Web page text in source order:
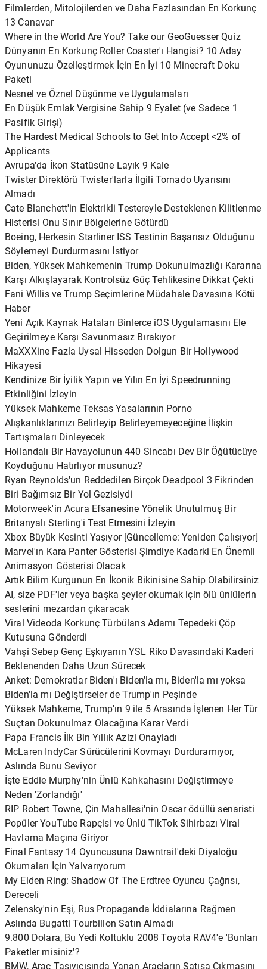
Filmlerden, Mitolojilerden ve Daha Fazlasından En Korkunç
13 Canavar
Where in the World Are You? Take our GeoGuesser Quiz
Dünyanın En Korkunç Roller Coaster'ı Hangisi? 10 Aday
Oyununuzu Özelleştirmek İçin En İyi 10 Minecraft Doku
Paketi
Nesnel ve Öznel Düşünme ve Uygulamaları
En Düşük Emlak Vergisine Sahip 9 Eyalet (ve Sadece 1
Pasifik Girişi)
The Hardest Medical Schools to Get Into Accept <2% of
Applicants
Avrupa'da İkon Statüsüne Layık 9 Kale
Twister Direktörü Twister'larla İlgili Tornado Uyarısını
Almadı
Cate Blanchett'in Elektrikli Testereyle Desteklenen Kilitlenme
Histerisi Onu Sınır Bölgelerine Götürdü
Boeing, Herkesin Starliner ISS Testinin Başarısız Olduğunu
Söylemeyi Durdurmasını İstiyor
Biden, Yüksek Mahkemenin Trump Dokunulmazlığı Kararına
Karşı Alkışlayarak Kontrolsüz Güç Tehlikesine Dikkat Çekti
Fani Willis ve Trump Seçimlerine Müdahale Davasına Kötü
Haber
Yeni Açık Kaynak Hataları Binlerce iOS Uygulamasını Ele
Geçirilmeye Karşı Savunmasız Bırakıyor
MaXXXine Fazla Uysal Hisseden Dolgun Bir Hollywood
Hikayesi
Kendinize Bir İyilik Yapın ve Yılın En İyi Speedrunning
Etkinliğini İzleyin
Yüksek Mahkeme Teksas Yasalarının Porno
Alışkanlıklarınızı Belirleyip Belirleyemeyeceğine İlişkin
Tartışmaları Dinleyecek
Hollandalı Bir Havayolunun 440 Sincabı Dev Bir Öğütücüye
Koyduğunu Hatırlıyor musunuz?
Ryan Reynolds'un Reddedilen Birçok Deadpool 3 Fikrinden
Biri Bağımsız Bir Yol Gezisiydi
Motorweek'in Acura Efsanesine Yönelik Unutulmuş Bir
Britanyalı Sterling'i Test Etmesini İzleyin
Xbox Büyük Kesinti Yaşıyor [Güncelleme: Yeniden Çalışıyor]
Marvel'ın Kara Panter Gösterisi Şimdiye Kadarki En Önemli
Animasyon Gösterisi Olacak
Artık Bilim Kurgunun En İkonik Bikinisine Sahip Olabilirsiniz
AI, size PDF'ler veya başka şeyler okumak için ölü ünlülerin
seslerini mezardan çıkaracak
Viral Videoda Korkunç Türbülans Adamı Tepedeki Çöp
Kutusuna Gönderdi
Vahşi Sebep Genç Eşkıyanın YSL Riko Davasındaki Kaderi
Beklenenden Daha Uzun Sürecek
Anket: Demokratlar Biden'ı Biden'la mı, Biden'la mı yoksa
Biden'la mı Değiştirseler de Trump'ın Peşinde
Yüksek Mahkeme, Trump'ın 9 ile 5 Arasında İşlenen Her Tür
Suçtan Dokunulmaz Olacağına Karar Verdi
Papa Francis İlk Bin Yıllık Azizi Onayladı
McLaren IndyCar Sürücülerini Kovmayı Durduramıyor,
Aslında Bunu Seviyor
İşte Eddie Murphy'nin Ünlü Kahkahasını Değiştirmeye
Neden 'Zorlandığı'
RIP Robert Towne, Çin Mahallesi'nin Oscar ödüllü senaristi
Popüler YouTube Rapçisi ve Ünlü TikTok Sihirbazı Viral
Havlama Maçına Giriyor
Final Fantasy 14 Oyuncusuna Dawntrail'deki Diyaloğu
Okumaları İçin Yalvarıyorum
My Elden Ring: Shadow Of The Erdtree Oyuncu Çağrısı,
Dereceli
Zelensky'nin Eşi, Rus Propaganda İddialarına Rağmen
Aslında Bugatti Tourbillon Satın Almadı
9.800 Dolara, Bu Yedi Koltuklu 2008 Toyota RAV4'e 'Bunları
Paketler misiniz'?
BMW, Araç Taşıyıcısında Yanan Araçların Satışa Çıkmasını